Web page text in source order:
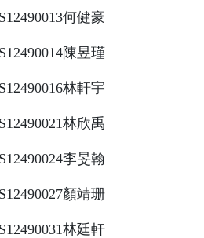
何健豪
陳昱瑾
林軒宇
林欣禹
李旻翰
顏靖珊
林廷軒